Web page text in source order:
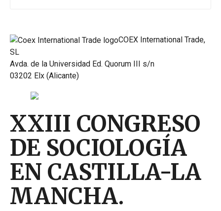
COEX International Trade,
SL
Avda. de la Universidad Ed. Quorum III s/n
03202 Elx (Alicante)
XXIII CONGRESO
DE SOCIOLOGÍA
EN CASTILLA-LA
MANCHA.